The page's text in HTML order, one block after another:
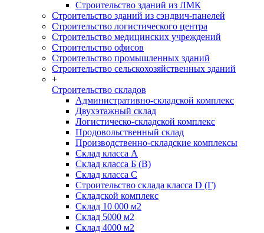
Строительство зданий из ЛМК
Строительство зданий из сэндвич-панелей
Строительство логистического центра
Строительство медицинских учреждений
Строительство офисов
Строительство промышленных зданий
Строительство сельскохозяйственных зданий
+
Строительство складов
Административно-складской комплекс
Двухэтажный склад
Логистическо-складской комплекс
Продовольственный склад
Производственно-складские комплексы
Склад класса А
Склад класса Б (B)
Склад класса С
Строительство склада класса D (Г)
Складской комплекс
Склад 10 000 м2
Склад 5000 м2
Склад 4000 м2